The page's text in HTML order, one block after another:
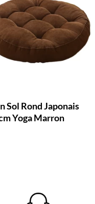
Sol Rond Japonais
Yoga Marron